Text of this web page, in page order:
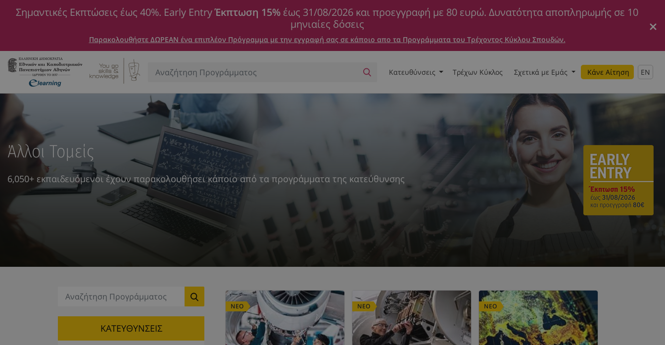
Σημαντικές Εκπτώσεις έως 40%. Early EntryΈκπτωση 15% έως 31/08/2026 και προεγγραφή με 80 ευρώ. Δυνατότητα αποπληρωμής σε 10
μηνιαίες δόσεις
Παρακολουθήστε ΔΩΡΕΑΝ ένα επιπλέον Πρόγραμμα με την εγγραφή σας σε κάποιο απο τα Προγράμματα του Τρέχοντος Κύκλου Σπουδών.
Αναζήτηση:
Κατευθύνσεις Τρέχων Κύκλος Σχετικά με Εμάς Κάνε Αίτηση EN
Άλλοι Τομείς
6,050+ εκπαιδευόμενοι έχουν παρακολουθήσει κάποιο από τα προγράμματα της κατεύθυνσης
Αναζήτηση:
ΚΑΤΕΥΘΥΝΣΕΙΣ
ΝΕΟ ΝΕΟ ΝΕΟ